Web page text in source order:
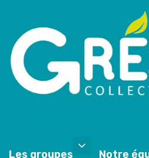
Les groupes Notre